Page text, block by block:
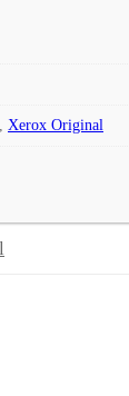
, Xerox Original